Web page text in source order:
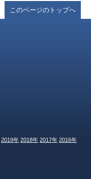
このページのトップへ
2019年 2018年 2017年 2016年